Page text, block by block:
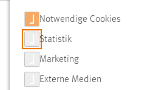
SUCHE
FILTER
Notwendige Cookies
Statistik
Marketing
Externe Medien